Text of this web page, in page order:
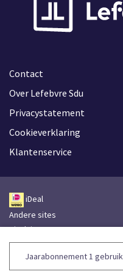
Contact
Over Lefebvre Sdu
Privacystatement
Cookieverklaring
Klantenservice
iDeal
Andere sites
Disclaimer
Leveringsvoorwaarden
Toegankelijkheidsverklaring